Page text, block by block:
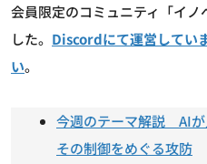
会員限定のコミュニティ「イ
した。 Discordにて運営してい
い。
今週のテーマ解説 AIが
その制御をめぐる攻防